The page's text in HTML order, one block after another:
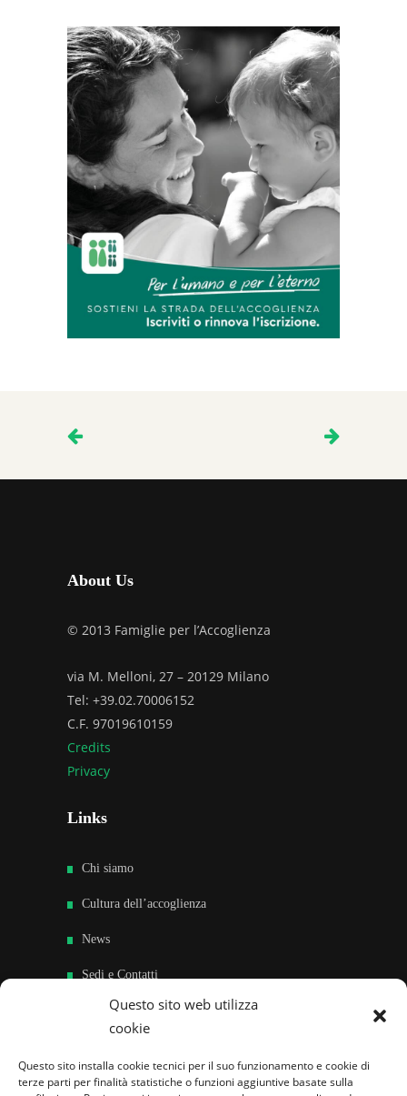
Questo sito web utilizza
cookie
Questo sito installa cookie tecnici per il suo funzionamento e cookie di
terze parti per finalità statistiche o funzioni aggiuntive basate sulla
About Us
© 2013 Famiglie per l’Accoglienza
via M. Melloni, 27 – 20129 Milano
Tel: +39.02.70006152
C.F. 97019610159
Credits
Privacy
Links
Chi siamo
Cultura dell’accoglienza
News
Sedi e Contatti
Sostieni